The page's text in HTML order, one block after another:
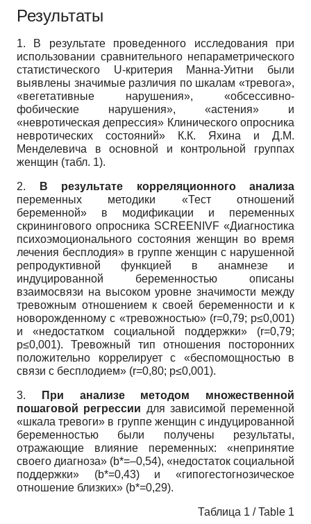
Результаты
1. В результате проведенного исследования при
использовании сравнительного непараметрического
статистического U-критерия Манна-Уитни были
выявлены значимые различия по шкалам «тревога»,
«вегетативные нарушения», «обсессивно-
фобические нарушения», «астения» и
«невротическая депрессия» Клинического опросника
невротических состояний» К.К. Яхина и Д.М.
Менделевича в основной и контрольной группах
женщин (табл. 1).
2.
В результате корреляционного анализа
переменных методики «Тест отношений
беременной» в модификации и переменных
скринингового опросника SCREENIVF «Диагностика
психоэмоционального состояния женщин во время
лечения бесплодия» в группе женщин с нарушенной
репродуктивной функцией в анамнезе и
индуцированной беременностью описаны
взаимосвязи на высоком уровне значимости между
тревожным отношением к своей беременности и к
новорожденному с «тревожностью» (r=0,79; p≤0,001)
и «недостатком социальной поддержки» (r=0,79;
p≤0,001). Тревожный тип отношения посторонних
положительно коррелирует с «беспомощностью в
связи с бесплодием» (r=0,80; p≤0,001).
3.
При анализе методом множественной
пошаговой регрессии для зависимой переменной
«шкала тревоги» в группе женщин с индуцированной
беременностью были получены результаты,
отражающие влияние переменных: «непринятие
своего диагноза» (b*=–0,54), «недостаток социальной
поддержки» (b*=0,43) и «гипогестогнозическое
отношение близких» (b*=0,29).
Таблица 1 / Table 1